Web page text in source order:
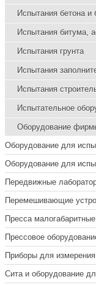
Испытания бетона и
Испытания битума,
Испытания грунта
Испытания
Испытания
Испытательное
Оборудование
Оборудование для
Оборудование для
Передвижные
Перемешивающие
Пресса малогабаритные
Прессовое
Приборы для
Сита и оборудование